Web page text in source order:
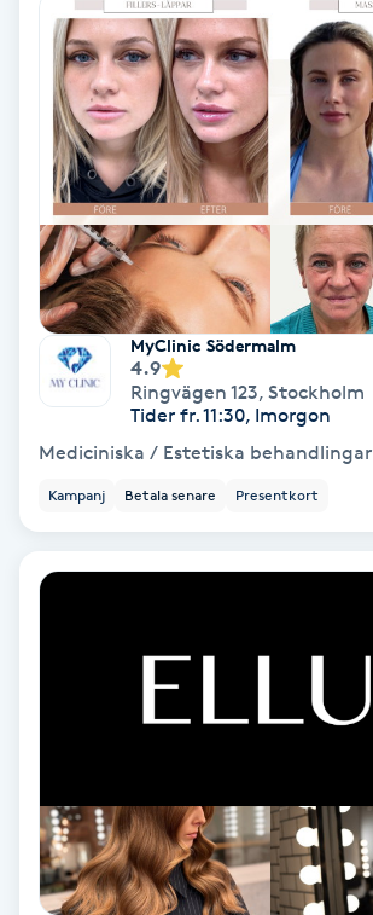
Dermapen
Diamantslipning
Enzympeeling
Extensions
Extensions borttagning
Eyeliner-tatuering
Face framing
Fillers
Fotmassage
MyClinic Södermalm
4.9
Ringvägen 123, Stockholm
Tider fr. 11:30, Imorgon
Mediciniska / Estetiska behandlingar
Kampanj Betala senare Presentkort